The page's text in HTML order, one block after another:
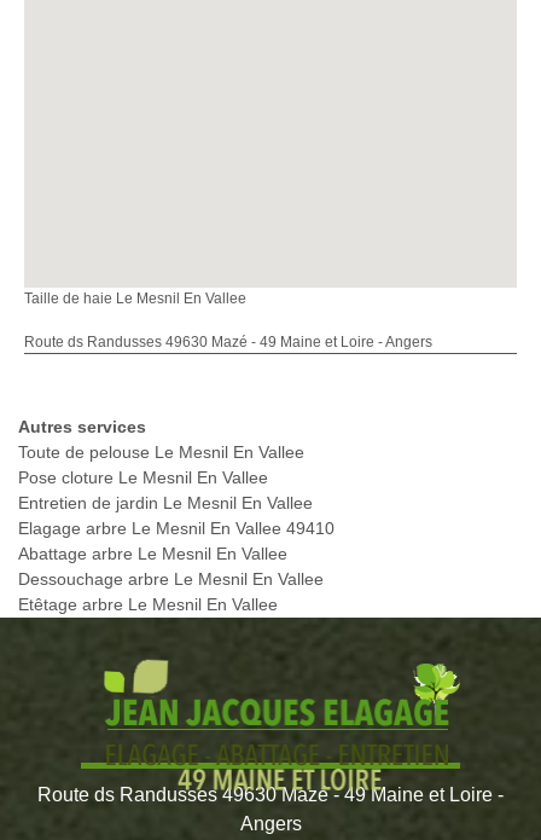
Taille de haie Le Mesnil En Vallee
Route ds Randusses 49630 Mazé - 49 Maine et Loire - Angers
Autres services
Toute de pelouse Le Mesnil En Vallee
Pose cloture Le Mesnil En Vallee
Entretien de jardin Le Mesnil En Vallee
Elagage arbre Le Mesnil En Vallee 49410
Abattage arbre Le Mesnil En Vallee
Dessouchage arbre Le Mesnil En Vallee
Etêtage arbre Le Mesnil En Vallee
Route ds Randusses 49630 Mazé - 49 Maine et Loire -
Angers